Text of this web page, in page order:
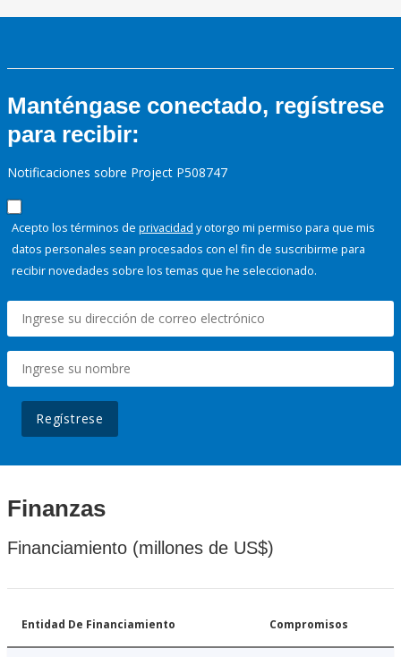
Manténgase conectado, regístrese
para recibir:
Notificaciones sobre Project P508747
Acepto los términos de privacidad y otorgo mi permiso para que mis
datos personales sean procesados con el fin de suscribirme para
recibir novedades sobre los temas que he seleccionado.
Regístrese
Finanzas
Financiamiento (millones de US$)
Entidad De Financiamiento Compromisos